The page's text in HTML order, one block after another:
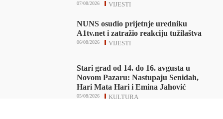
VIJESTI
07/08/2026
NUNS osudio prijetnje uredniku
A1tv.net i zatražio reakciju tužilaštva
VIJESTI
06/08/2026
Stari grad od 14. do 16. avgusta u
Novom Pazaru: Nastupaju Senidah,
Hari Mata Hari i Emina Jahović
KULTURA
05/08/2026